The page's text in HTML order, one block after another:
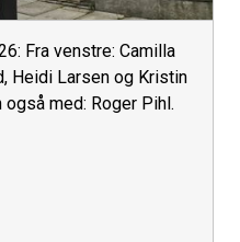
Fra venstre: Camilla
Heidi Larsen og Kristin
med: Roger Pihl.